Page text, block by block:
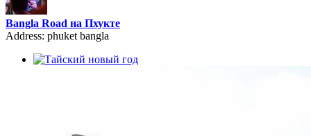
Bangla Road на Пхукте
Address: phuket bangla